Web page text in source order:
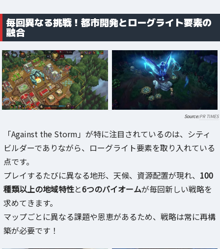
毎回異なる挑戦！都市開発とローグライト要素の
融合
PR TIMES
「Against the Storm」が特に注目されているのは、シティ
ビルダーでありながら、ローグライト要素を取り入れている
点です。
プレイするたびに異なる地形、天候、資源配置が現れ、 100
種類以上の地域特性と6つのバイオームが毎回新しい戦略を
求めてきます。
マップごとに異なる課題や恩恵があるため、戦略は常に再構
築が必要です！